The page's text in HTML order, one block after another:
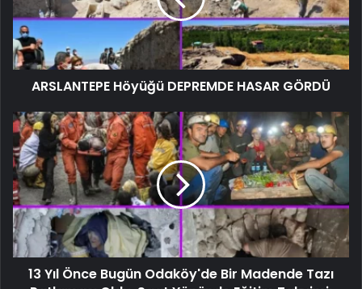
ARSLANTEPE Höyüğü DEPREMDE HASAR GÖRDÜ
13 Yıl Önce Bugün Odaköy'de Bir Madende Tazı